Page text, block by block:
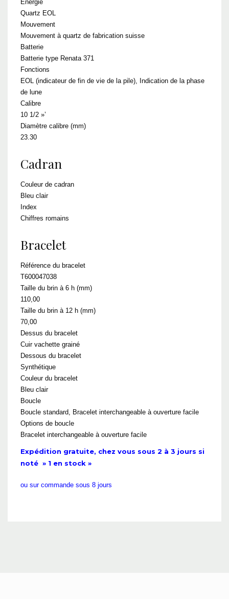
Energie
Quartz EOL
Mouvement
Mouvement à quartz de fabrication suisse
Batterie
Batterie type Renata 371
Fonctions
EOL (indicateur de fin de vie de la pile), Indication de la phase
de lune
Calibre
10 1/2 »’
Diamètre calibre (mm)
23.30
Cadran
Couleur de cadran
Bleu clair
Index
Chiffres romains
Bracelet
Référence du bracelet
T600047038
Taille du brin à 6 h (mm)
110,00
Taille du brin à 12 h (mm)
70,00
Dessus du bracelet
Cuir vachette grainé
Dessous du bracelet
Synthétique
Couleur du bracelet
Bleu clair
Boucle
Boucle standard, Bracelet interchangeable à ouverture facile
Options de boucle
Bracelet interchangeable à ouverture facile
Expédition gratuite, chez vous sous 2 à 3 jours si
noté » 1 en stock »
ou sur commande sous 8 jours